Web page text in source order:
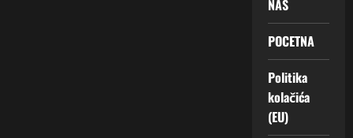
NAS
POCETNA
Politika
kolačića
(EU)